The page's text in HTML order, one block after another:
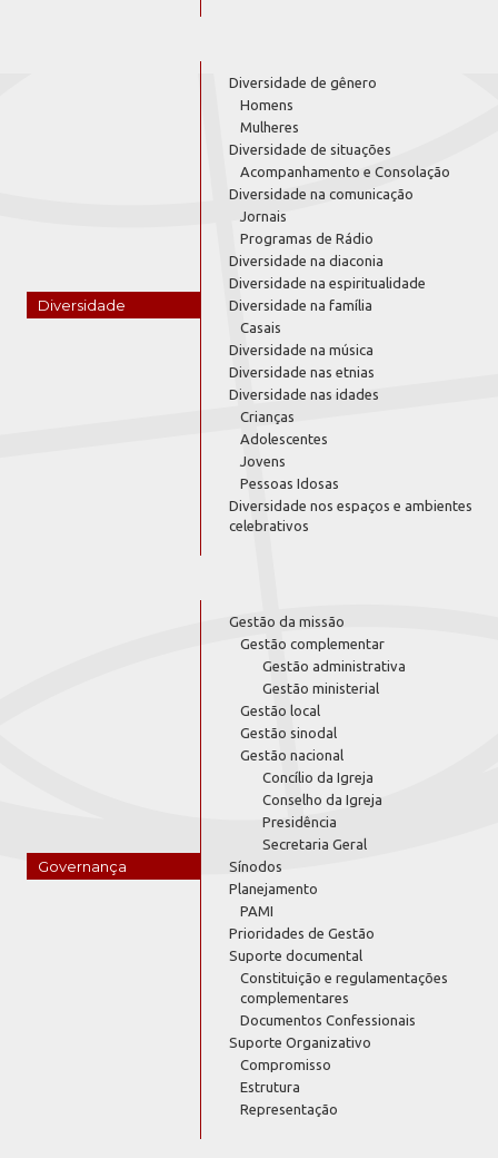
Diversidade
Diversidade de gênero
Homens
Mulheres
Diversidade de situações
Acompanhamento e Consolação
Diversidade na comunicação
Jornais
Programas de Rádio
Diversidade na diaconia
Diversidade na espiritualidade
Diversidade na família
Casais
Diversidade na música
Diversidade nas etnias
Diversidade nas idades
Crianças
Adolescentes
Jovens
Pessoas Idosas
Diversidade nos espaços e ambientes
celebrativos
Governança
Gestão da missão
Gestão complementar
Gestão administrativa
Gestão ministerial
Gestão local
Gestão sinodal
Gestão nacional
Concílio da Igreja
Conselho da Igreja
Presidência
Secretaria Geral
Sínodos
Planejamento
PAMI
Prioridades de Gestão
Suporte documental
Constituição e regulamentações
complementares
Documentos Confessionais
Suporte Organizativo
Compromisso
Estrutura
Representação